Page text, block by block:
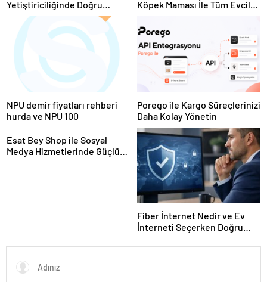
Yetiştiriciliğinde Doğru
Ekipman ve Ürün Seçimi
Köpek Maması İle Tüm Evcil
NPU demir fiyatları rehberi
hurda ve NPU 100
Porego ile Kargo Süreçlerinizi
Daha Kolay Yönetin
Esat Bey Shop ile Sosyal
Medya Hizmetlerinde Güçlü
Fiber İnternet Nedir ve Ev
İnterneti Seçerken Doğru